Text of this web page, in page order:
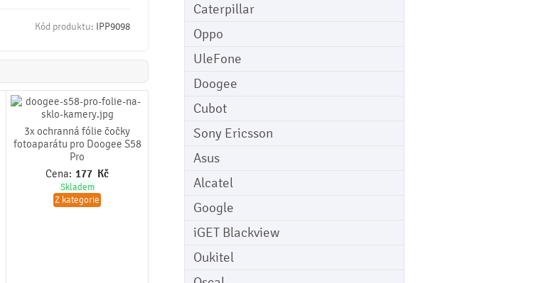
Caterpillar
Oppo
UleFone
Doogee
Cubot
Sony Ericsson
Asus
Alcatel
Google
iGET Blackview
Oukitel
Kód produktu: IPP9098
3x ochranná fólie čočky
fotoaparátu pro Doogee S58
Pro
Cena: 177 Kč
Skladem
Z kategorie